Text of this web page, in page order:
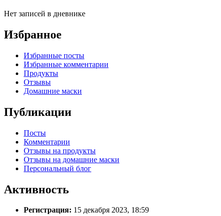
Нет записей в дневнике
Избранное
Избранные посты
Избранные комментарии
Продукты
Отзывы
Домашние маски
Публикации
Посты
Комментарии
Отзывы на продукты
Отзывы на домашние маски
Персональный блог
Активность
Регистрация: 15 декабря 2023, 18:59